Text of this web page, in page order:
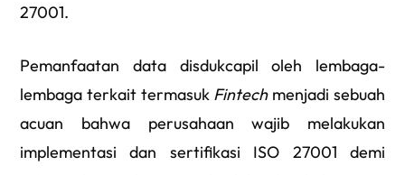
27001.
Pemanfaatan data disdukcapil oleh lembaga-
lembaga terkait termasuk Fintechmenjadi sebuah
acuan bahwa perusahaan wajib melakukan
implementasi dan sertifikasi ISO 27001 demi